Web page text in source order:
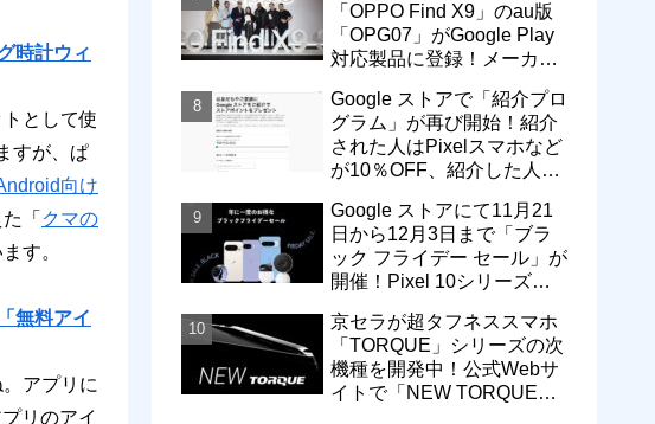
時計ウィ
として使
すが、ぱ
向け
「 クマの
す。
無料アイ
アプリに
リのアイ
「OPPO Find X9」のau版
「OPG07」がGoogle Play
対応製品に登録！メーカー
売へ
Google ストアで「紹介プロ
グラム」が再び開始！紹介
された人はPixelスマホなど
が10％OFF、紹介した人は
ト付与
Google ストアにて11月21
日から12月3日まで「ブラ
ック フライデー セール」が
開催！Pixel 10シリーズや
に
京セラが超タフネススマホ
「TORQUE」シリーズの次
機種を開発中！公式Webサ
イトで「NEW TORQUE」